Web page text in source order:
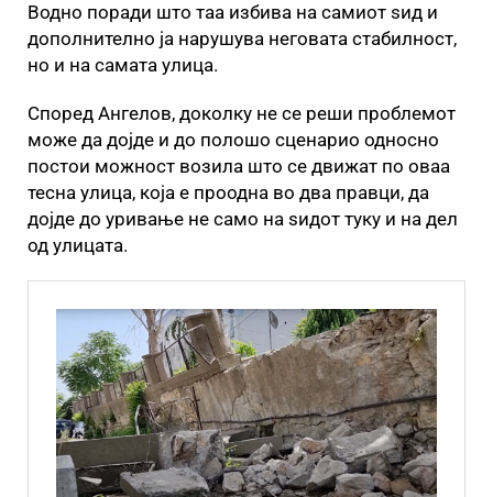
Водно поради што таа избива на самиот ѕид и
дополнително ја нарушува неговата стабилност,
но и на самата улица.
Според Ангелов, доколку не се реши проблемот
може да дојде и до полошо сценарио односно
постои можност возила што се движат по оваа
тесна улица, која е проодна во два правци, да
дојде до уривање не само на ѕидот туку и на дел
од улицата.